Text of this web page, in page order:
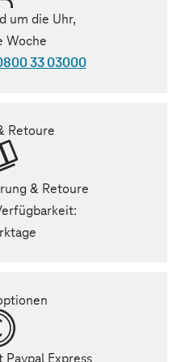
um die Uhr,
Woche
33 03000
Retoure
& Retoure
Express